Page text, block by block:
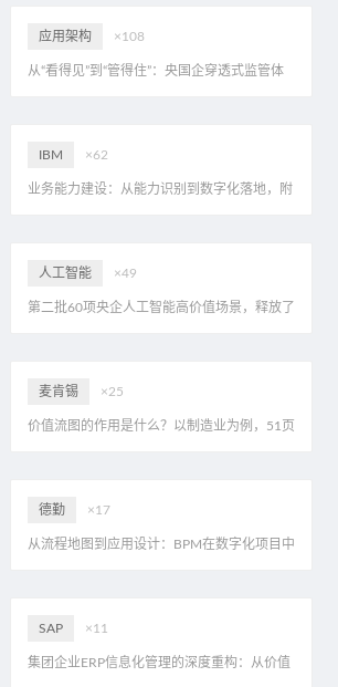
应用架构 ×108
从“看得见”到“管得住”：央国企穿透式监管体
IBM ×62
业务能力建设：从能力识别到数字化落地，附
人工智能 ×49
第二批60项央企人工智能高价值场景，释放了
麦肯锡 ×25
价值流图的作用是什么？以制造业为例，51页
德勤 ×17
从流程地图到应用设计：BPM在数字化项目中
SAP ×11
集团企业ERP信息化管理的深度重构：从价值